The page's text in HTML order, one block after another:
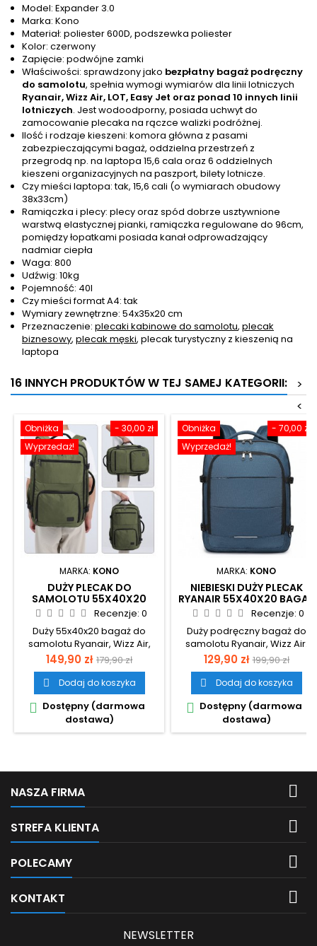
Model: Expander 3.0
Marka: Kono
Materiał: poliester 600D, podszewka poliester
Kolor: czerwony
Zapięcie: podwójne zamki
Właściwości: sprawdzony jako bezpłatny bagaż podręczny
do samolotu, spełnia wymogi wymiarów dla linii lotniczych
Ryanair, Wizz Air, LOT, Easy Jet oraz ponad 10 innych linii
lotniczych. Jest wodoodporny, posiada uchwyt do
zamocowanie plecaka na rączce walizki podróżnej.
Ilość i rodzaje kieszeni: komora główna z pasami
zabezpieczającymi bagaż, oddzielna przestrzeń z
przegrodą np. na laptopa 15,6 cala oraz 6 oddzielnych
kieszeni organizacyjnych na paszport, bilety lotnicze.
Czy mieści laptopa: tak, 15,6 cali (o wymiarach obudowy
38x33cm)
Ramiączka i plecy: plecy oraz spód dobrze usztywnione
warstwą elastycznej pianki, ramiączka regulowane do 96cm,
pomiędzy łopatkami posiada kanał odprowadzający
nadmiar ciepła
Waga: 800
Udźwig: 10kg
Pojemność: 40l
Czy mieści format A4: tak
Wymiary zewnętrzne: 54x35x20 cm
Przeznaczenie: plecaki kabinowe do samolotu, plecak
biznesowy, plecak męski, plecak turystyczny z kieszenią na
laptopa
16 INNYCH PRODUKTÓW W TEJ SAMEJ KATEGORII:
>
<
- 30,00 zł
Obniżka
Wyprzedaż!
MARKA: KONO
DUŻY PLECAK DO
SAMOLOTU 55X40X20
ZIELONY LOT RYANAIR
WIZZAIR 40L FLEX
Recenzje: 0
Duży 55x40x20 bagaż do
samolotu Ryanair, Wizz Air,
LOT.
Cena
149,90 zł Cena
podstawowa
179,90 zł
 Dodaj do koszyka
 Dostępny (darmowa
dostawa)
- 70,00 zł
Obniżka
Wyprzedaż!
MARKA: KONO
NIEBIESKI DUŻY PLECAK
RYANAIR 55X40X20 BAGAŻ
PODRĘCZNY DO
SAMOLOTU 30L EXPANDER
2.0
Recenzje: 0
Duży podręczny bagaż do
samolotu Ryanair, Wizz Air.
Cena
129,90 zł Cena
199,90 zł
 Dodaj do koszyka
 Dostępny (darmowa
dostawa)
NASZA FIRMA 
STREFA KLIENTA 
POLECAMY 
KONTAKT 
NEWSLETTER